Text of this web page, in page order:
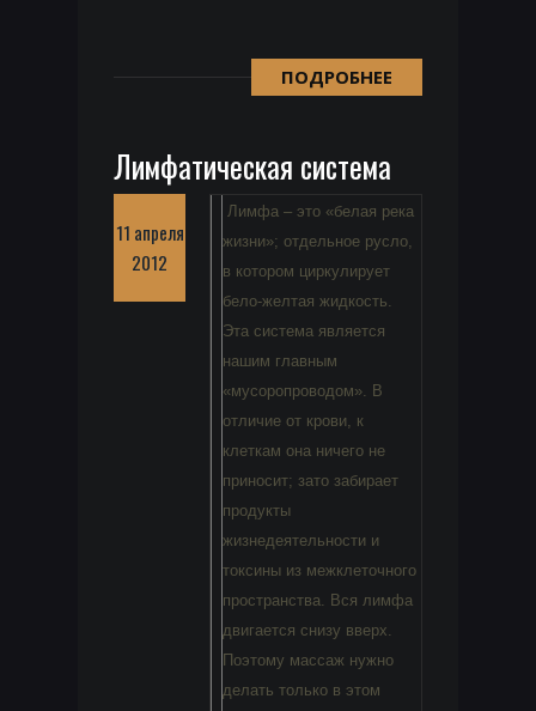
ПОДРОБНЕЕ
Лимфатическая система
11 апреля
2012
Лимфа – это «белая река
жизни»; отдельное русло,
в котором циркулирует
бело-желтая жидкость.
Эта система является
нашим главным
«мусоропроводом». В
отличие от крови, к
клеткам она ничего не
приносит; зато забирает
продукты
жизнедеятельности и
токсины из межклеточного
пространства. Вся лимфа
двигается снизу вверх.
Поэтому массаж нужно
делать только в этом